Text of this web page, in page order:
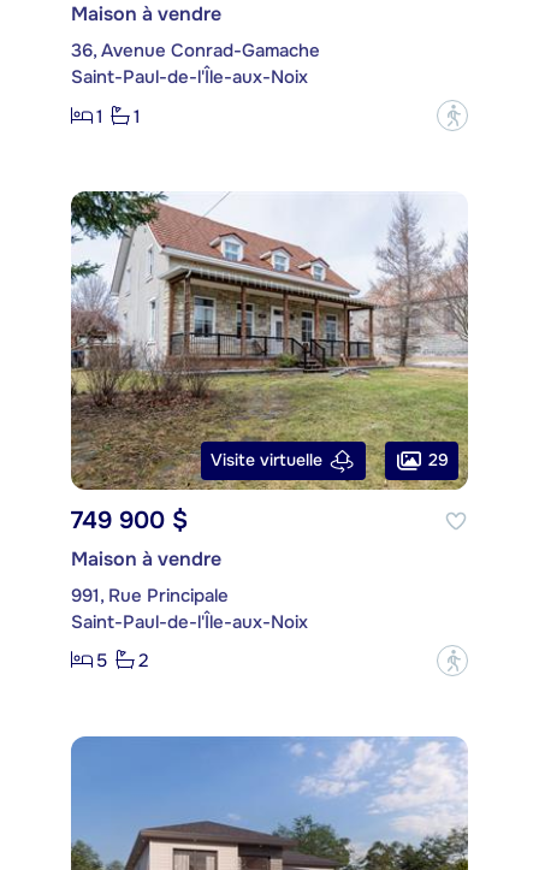
Maison à vendre
36, Avenue Conrad-Gamache
Saint-Paul-de-l'Île-aux-Noix
1
1 ?
Visite virtuelle 29
749 900 $
Maison à vendre
991, Rue Principale
Saint-Paul-de-l'Île-aux-Noix
5
2 ?